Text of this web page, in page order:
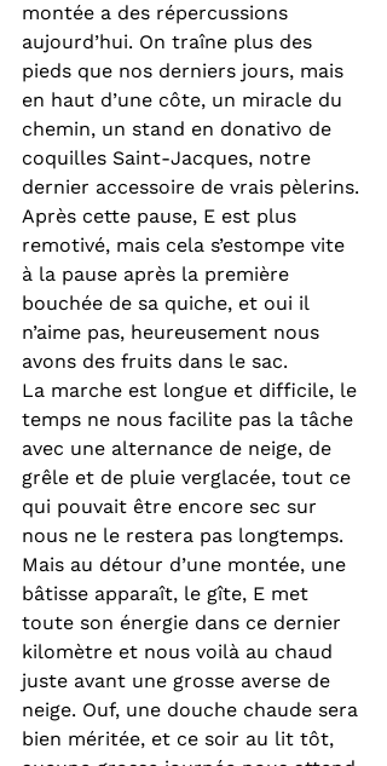
montée a des répercussions
aujourd’hui. On traîne plus des
pieds que nos derniers jours, mais
en haut d’une côte, un miracle du
chemin, un stand en donativo de
coquilles Saint-Jacques, notre
dernier accessoire de vrais pèlerins.
Après cette pause, E est plus
remotivé, mais cela s’estompe vite
à la pause après la première
bouchée de sa quiche, et oui il
n’aime pas, heureusement nous
avons des fruits dans le sac.
La marche est longue et difficile, le
temps ne nous facilite pas la tâche
avec une alternance de neige, de
grêle et de pluie verglacée, tout ce
qui pouvait être encore sec sur
nous ne le restera pas longtemps.
Mais au détour d’une montée, une
bâtisse apparaît, le gîte, E met
toute son énergie dans ce dernier
kilomètre et nous voilà au chaud
juste avant une grosse averse de
neige. Ouf, une douche chaude sera
bien méritée, et ce soir au lit tôt,